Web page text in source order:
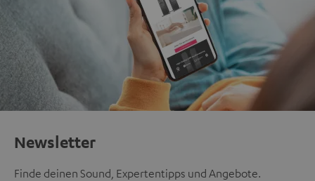
Newsletter
Finde deinen Sound, Expertentipps und Angebote.